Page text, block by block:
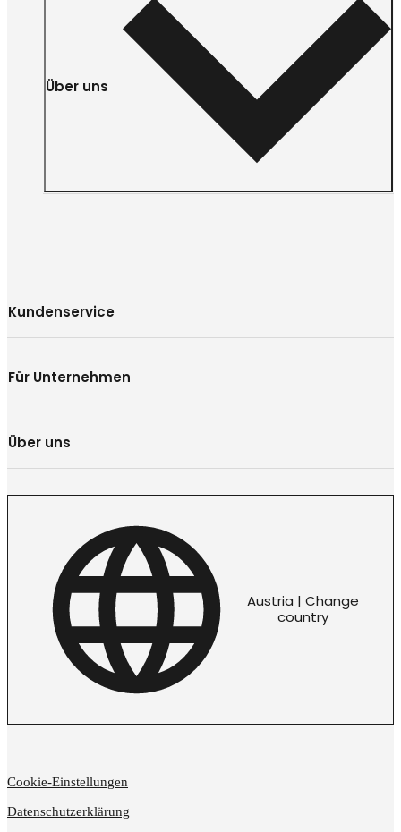
Über uns
Kundenservice
Für Unternehmen
Über uns
Austria | Change
country
Cookie-Einstellungen
Datenschutzerklärung